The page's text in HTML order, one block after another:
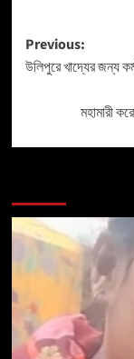
Previous:
উলিপুরে খাদ্যের জন্য
মহামারী